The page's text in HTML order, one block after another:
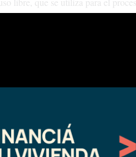
solo 27 fueron seleccionados
la organización se priorizó a